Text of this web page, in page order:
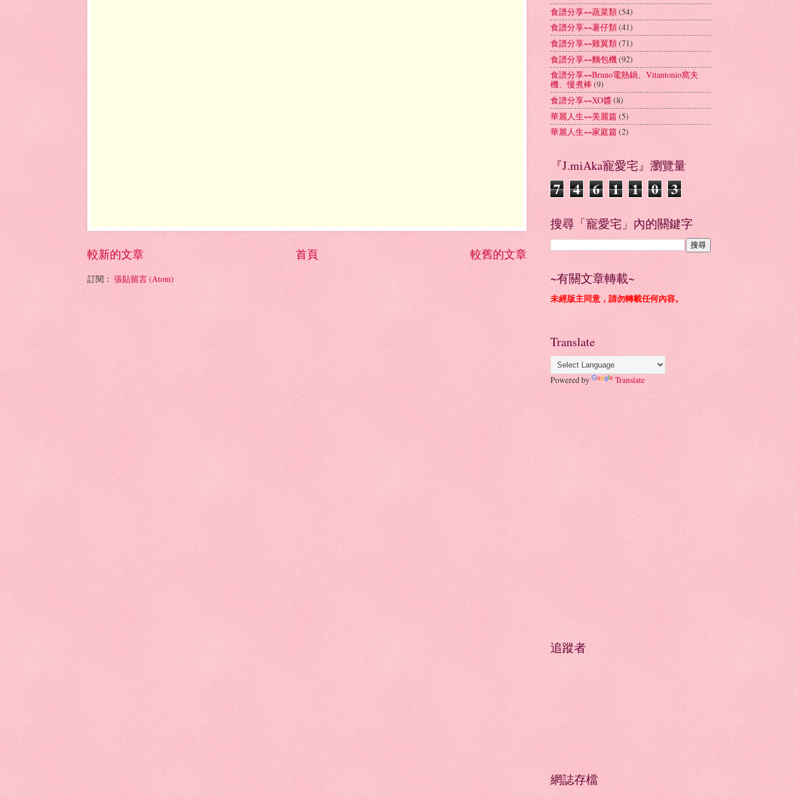
較新的文章 較舊的文章
首頁
訂閱： 張貼留言 (Atom)
食譜分享~~蔬菜類(54)
食譜分享~~薯仔類(41)
食譜分享~~雞翼類(71)
食譜分享~~麵包機(92)
食譜分享~~Bruno電熱鍋、Vitantonio窩夫
機、慢煮棒(9)
食譜分享~~XO醬(8)
華麗人生~~美麗篇(5)
華麗人生~~家庭篇(2)
『J.miAka寵愛宅』瀏覽量
7 4 6 1 1 0 3
搜尋「寵愛宅」內的關鍵字
~有關文章轉載~
未經版主同意，請勿轉載任何內容。
Translate
Powered by Translate
追蹤者
網誌存檔